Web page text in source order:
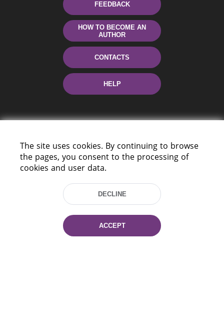
FEEDBACK
HOW TO BECOME AN
AUTHOR
CONTACTS
HELP
Tel.: (+375 17) 368 37 37
Fax: (+375 17) 368 97 06
E-mail: inbox@nlb.by
The site uses cookies. By continuing to browse
the pages, you consent to the processing of
cookies and user data.
DECLINE
ACCEPT